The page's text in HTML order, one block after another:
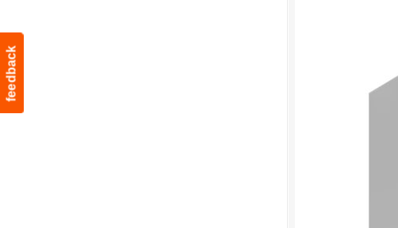
feedback